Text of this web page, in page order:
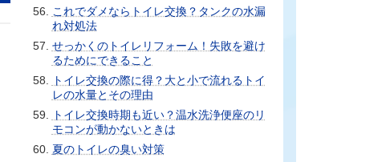
これでダメならトイレ交換？タンクの水漏
れ対処法
せっかくのトイレリフォーム！失敗を避け
るためにできること
トイレ交換の際に得？大と小で流れるトイ
レの水量とその理由
トイレ交換時期も近い？温水洗浄便座のリ
モコンが動かないときは
夏のトイレの臭い対策